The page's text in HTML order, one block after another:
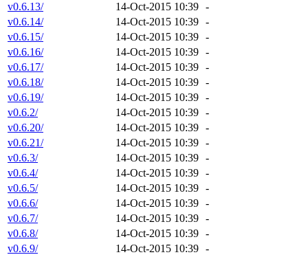
v0.6.13/
14-Oct-2015 10:39 -
v0.6.14/
14-Oct-2015 10:39 -
v0.6.15/
14-Oct-2015 10:39 -
v0.6.16/
14-Oct-2015 10:39 -
v0.6.17/
14-Oct-2015 10:39 -
v0.6.18/
14-Oct-2015 10:39 -
v0.6.19/
14-Oct-2015 10:39 -
v0.6.2/
14-Oct-2015 10:39 -
v0.6.20/
14-Oct-2015 10:39 -
v0.6.21/
14-Oct-2015 10:39 -
v0.6.3/
14-Oct-2015 10:39 -
v0.6.4/
14-Oct-2015 10:39 -
v0.6.5/
14-Oct-2015 10:39 -
v0.6.6/
14-Oct-2015 10:39 -
v0.6.7/
14-Oct-2015 10:39 -
v0.6.8/
14-Oct-2015 10:39 -
v0.6.9/
14-Oct-2015 10:39 -